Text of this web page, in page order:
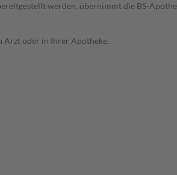
werden, übernimmt die BS-
Arzt oder in Ihrer Apotheke.